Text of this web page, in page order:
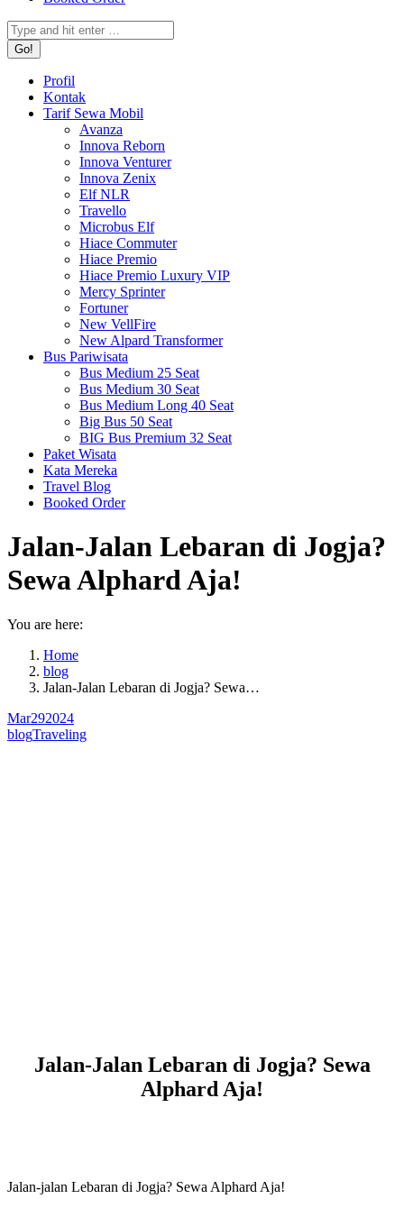
Search:
Profil
Kontak
Tarif Sewa Mobil
Avanza
Innova Reborn
Innova Venturer
Innova Zenix
Elf NLR
Travello
Microbus Elf
Hiace Commuter
Hiace Premio
Hiace Premio Luxury VIP
Mercy Sprinter
Fortuner
New VellFire
New Alpard Transformer
Bus Pariwisata
Bus Medium 25 Seat
Bus Medium 30 Seat
Bus Medium Long 40 Seat
Big Bus 50 Seat
BIG Bus Premium 32 Seat
Paket Wisata
Kata Mereka
Travel Blog
Booked Order
Jalan-Jalan Lebaran di Jogja?
Sewa Alphard Aja!
You are here:
Home
blog
Jalan-Jalan Lebaran di Jogja? Sewa…
Mar292024
blogTraveling
Jalan-Jalan Lebaran di Jogja? Sewa
Alphard Aja!
Jalan-jalan Lebaran di Jogja? Sewa Alphard Aja!